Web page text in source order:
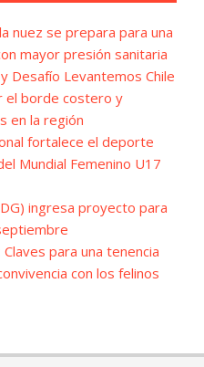
nuez se prepara para una
mayor presión sanitaria
Desafío Levantemos Chile
el borde costero y
en la región
fortalece el deporte
Mundial Femenino U17
ingresa proyecto para
para una tenencia
con los felinos